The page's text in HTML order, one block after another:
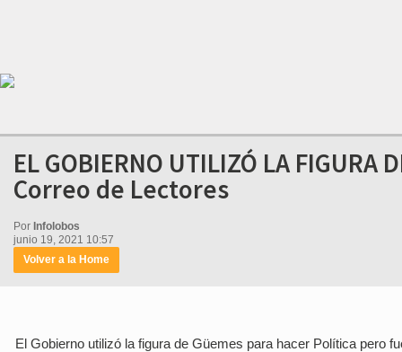
EL GOBIERNO UTILIZÓ LA
Correo de Lectores
Por Infolobos
junio 19, 2021 10:57
Volver a la Home
El Gobierno utilizó la figura de Güemes para hacer Política pero